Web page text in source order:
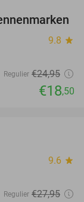
26%
9.8 star
Regulier €24,95
€18,50
9.6 star
Regulier €27,95